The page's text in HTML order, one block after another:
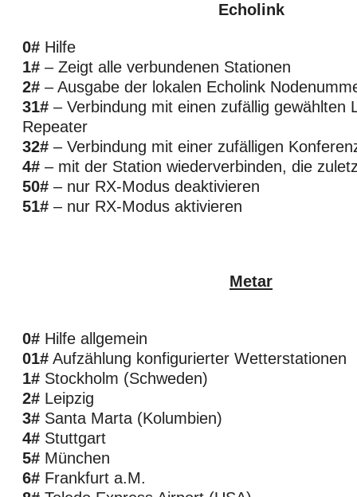
Echolink
0# Hilfe
1#– Zeigt alle verbundenen Stationen
2#– Ausgabe der lokalen Echolink
31#– Verbindung mit einen zufällig gewählten
Repeater
32#– Verbindung mit einer zufälligen
4#– mit der Station wiederverbinden, die
50#– nur RX-Modus deaktivieren
51#– nur RX-Modus aktivieren
Metar
0#Hilfe allgemein
01#Aufzählung konfigurierter Wetterstationen
1#Stockholm (Schweden)
2#Leipzig
3#Santa Marta (Kolumbien)
4#Stuttgart
5#München
6#Frankfurt a.M.